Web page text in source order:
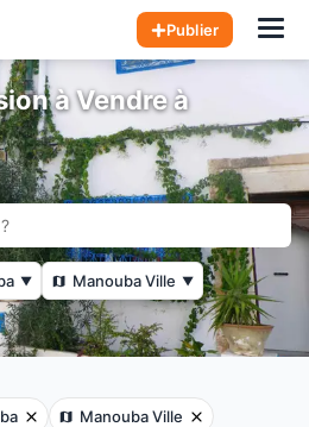
Publier
à Vendre à
▼ Manouba Ville ▼
Manouba Ville